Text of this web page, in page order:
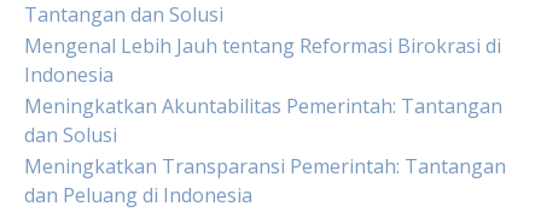
Tantangan dan Solusi
Mengenal Lebih Jauh tentang Reformasi Birokrasi di
Indonesia
Meningkatkan Akuntabilitas Pemerintah: Tantangan
dan Solusi
Meningkatkan Transparansi Pemerintah: Tantangan
dan Peluang di Indonesia